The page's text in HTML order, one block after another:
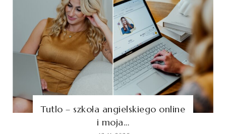
Tutlo – szkoła angielskiego online
i moja…